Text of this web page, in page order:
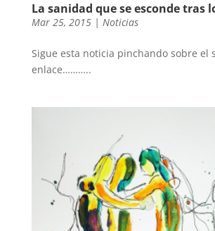
La sanidad que se esconde tras
Mar 25, 2015| Noticias
Sigue esta noticia pinchando sobre el
enlace………..